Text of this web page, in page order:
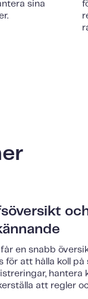
sina
en snabb
för att hålla koll på
hantera
att regler